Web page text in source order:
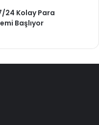
24 Kolay Para
Başlıyor